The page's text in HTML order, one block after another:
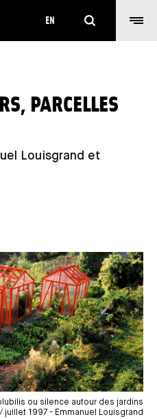
EN
PARCELLES
Louisgrand et
ou silence autour des jardins
juillet 1997 - Emmanuel Louisgrand